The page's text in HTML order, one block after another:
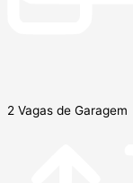
2 Vagas de Garagem